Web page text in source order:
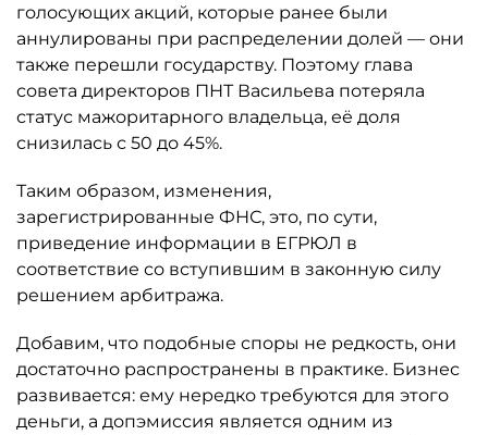
голосующих акций, которые ранее были
аннулированы при распределении долей — они
также перешли государству. Поэтому глава
совета директоров ПНТ Васильева потеряла
статус мажоритарного владельца, её доля
снизилась с 50 до 45%.
Таким образом, изменения,
зарегистрированные ФНС, это, по сути,
приведение информации в ЕГРЮЛ в
соответствие со вступившим в законную силу
решением арбитража.
Добавим, что подобные споры не редкость, они
достаточно распространены в практике. Бизнес
развивается: ему нередко требуются для этого
деньги, а допэмиссия является одним из